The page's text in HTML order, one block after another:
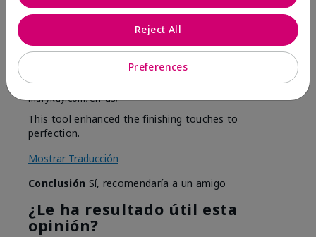
MK completion sponge
porShirley "Girl"
Evaluado en
marykay.com/en-us/
This tool enhanced the finishing touches to
perfection.
Mostrar Traducción
Conclusión Sí, recomendaría a un amigo
¿Le ha resultado útil esta
opinión?
Preferences
Reject All